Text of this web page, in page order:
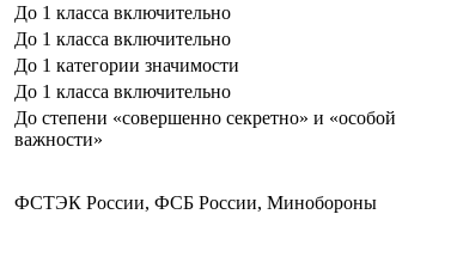
До 1 класса включительно
До 1 класса включительно
До 1 категории значимости
До 1 класса включительно
До степени «совершенно секретно» и «особой
важности»
ФСТЭК России, ФСБ России, Минобороны